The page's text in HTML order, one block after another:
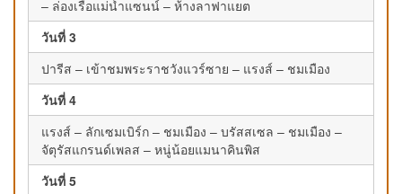
– ล่องเรือแม่น้ำแซนน์ – ห้างลาฟาแยต
วันที่ 3
ปารีส – เข้าชมพระราชวังแวร์ซาย – แรงส์ – ชมเมือง
วันที่ 4
แรงส์ – ลักเซมเบิร์ก – ชมเมือง – บรัสสเซล – ชมเมือง –
จัตุรัสแกรนด์เพลส – หนู่น้อยแมนาคินพิส
วันที่ 5